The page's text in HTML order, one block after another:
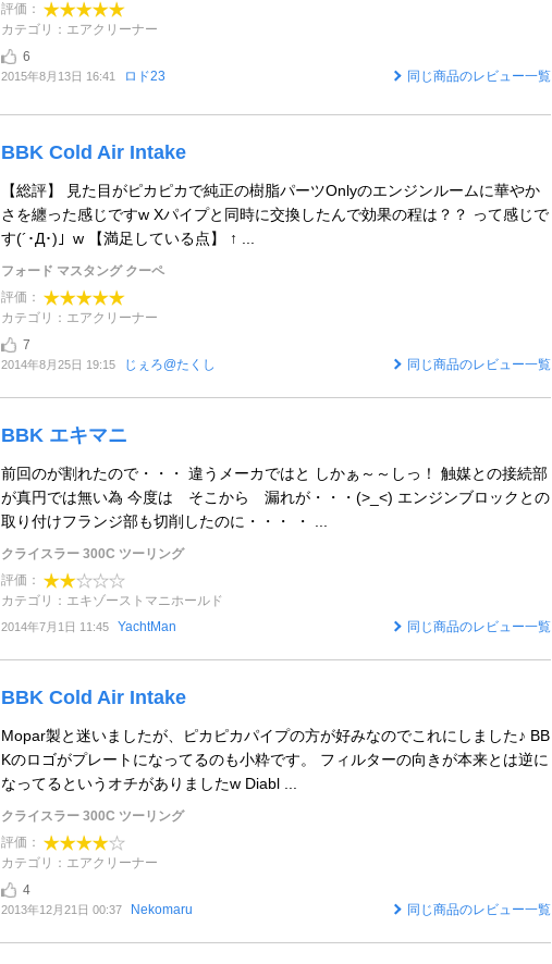
評価：
カテゴリ：エアクリーナー
6
2015年8月13日 16:41 ロド23 同じ商品のレビュー一覧
BBK Cold Air Intake
【総評】 見た目がピカピカで純正の樹脂パーツOnlyのエンジンルームに華やか
さを纏った感じですw Xパイプと同時に交換したんで効果の程は？？ って感じで
す(´･Д･)」w 【満足している点】 ↑ ...
フォード マスタング クーペ
評価：
カテゴリ：エアクリーナー
7
2014年8月25日 19:15 じぇろ@たくし 同じ商品のレビュー一覧
BBK エキマニ
前回のが割れたので・・・ 違うメーカではと しかぁ～～しっ！ 触媒との接続部
が真円では無い為 今度は そこから 漏れが・・・(>_<) エンジンブロックとの
取り付けフランジ部も切削したのに・・・ ・ ...
クライスラー 300C ツーリング
評価：
カテゴリ：エキゾーストマニホールド
2014年7月1日 11:45 YachtMan 同じ商品のレビュー一覧
BBK Cold Air Intake
Mopar製と迷いましたが、ピカピカパイプの方が好みなのでこれにしました♪ BB
Kのロゴがプレートになってるのも小粋です。 フィルターの向きが本来とは逆に
なってるというオチがありましたw Diabl ...
クライスラー 300C ツーリング
評価：
カテゴリ：エアクリーナー
4
2013年12月21日 00:37 Nekomaru 同じ商品のレビュー一覧